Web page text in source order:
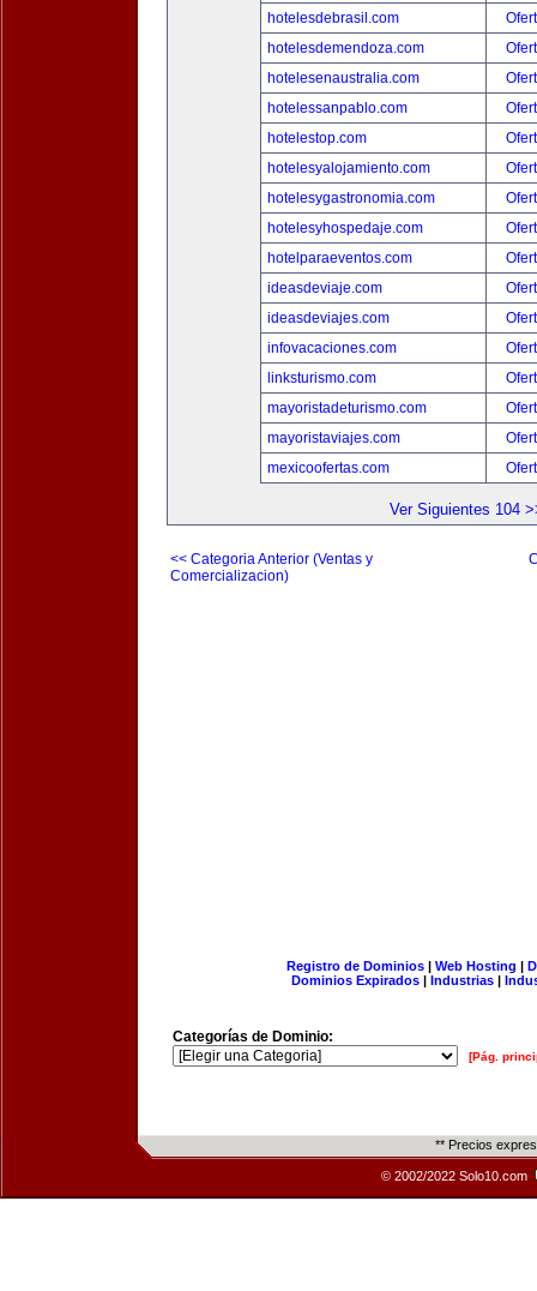
hotelesdebrasil.com
hotelesdemendoza.com
hotelesenaustralia.com
hotelessanpablo.com
hotelestop.com
hotelesyalojamiento.com
hotelesygastronomia.com
hotelesyhospedaje.com
hotelparaeventos.com
ideasdeviaje.com
ideasdeviajes.com
infovacaciones.com
linksturismo.com
mayoristadeturismo.com
mayoristaviajes.com
mexicoofertas.com
Ver Siguientes 104
<< Categoria Anterior (Ventas y
Comercializacion)
Registro de Dominios| Web Hosting |
Dominios Expirados | Industrias |
Categorías de Dominio:
[Pág.
** Precios
© 2002/2022 Solo10.com